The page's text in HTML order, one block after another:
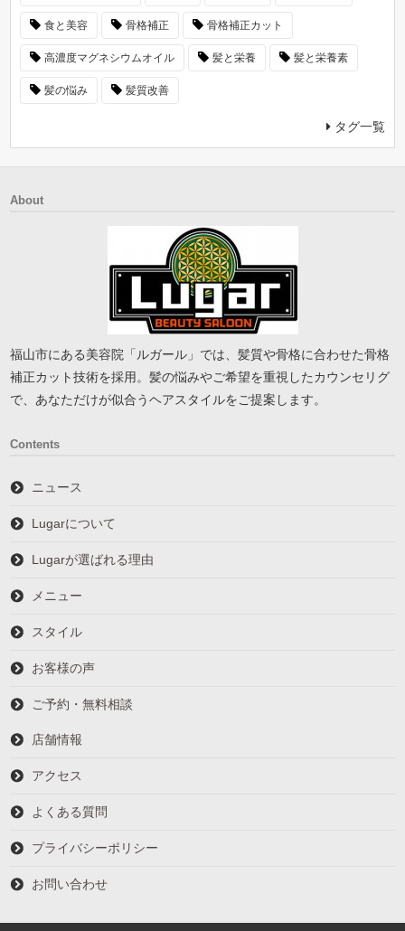
食と美容 骨格補正 骨格補正カット
高濃度マグネシウムオイル 髪と栄養 髪と栄養素
髪の悩み 髪質改善
タグ一覧
About
福山市にある美容院「ルガール」では、髪質や骨格に合わせた骨格
補正カット技術を採用。髪の悩みやご希望を重視したカウンセリグ
で、あなただけが似合うヘアスタイルをご提案します。
Contents
ニュース
Lugarについて
Lugarが選ばれる理由
メニュー
スタイル
お客様の声
ご予約・無料相談
店舗情報
アクセス
よくある質問
プライバシーポリシー
お問い合わせ